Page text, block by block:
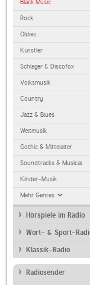
Black Music
Rock
Oldies
Künstler
Schlager & Discofox
Volksmusik
Country
Jazz & Blues
Weltmusik
Gothic & Mittelalter
Soundtracks & Musical
Kinder-Musik
Mehr Genres
Hörspiele im Radio
Wort- & Sport-
Klassik-Radio
Radiosender
WDR 2